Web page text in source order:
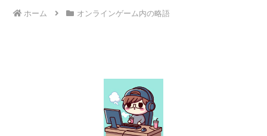
ーションを取っていました。その際に、
ホーム オンラインゲーム内の略語